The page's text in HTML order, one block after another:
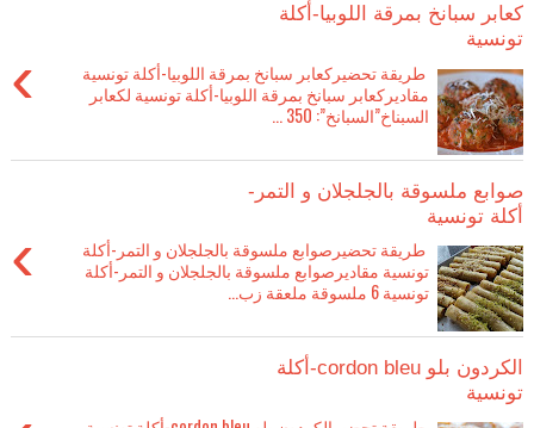
كعابر سبانخ بمرقة اللوبيا-أكلة
تونسية
›
طريقة تحضيركعابر سبانخ بمرقة اللوبيا-أكلة تونسية
مقاديركعابر سبانخ بمرقة اللوبيا-أكلة تونسية لكعابر
السبناخ”السبانخ”: 350 ...
صوابع ملسوقة بالجلجلان و التمر-
أكلة تونسية
›
طريقة تحضيرصوابع ملسوقة بالجلجلان و التمر-أكلة
تونسية مقاديرصوابع ملسوقة بالجلجلان و التمر-أكلة
تونسية 6 ملسوقة ملعقة زب...
الكردون بلو cordon bleu-أكلة
تونسية